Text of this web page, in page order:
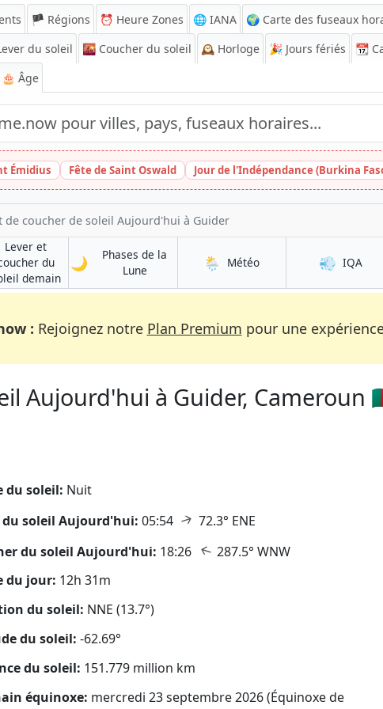
🏴 Régions ⏰ Heure Zones 🌐 IANA 🌍 Carte des fuseaux
du soleil 🌇 Coucher du soleil 🕰️ Horloge 🎉 Jours fériés 📆
🎂 Âge
Émidius Fête de Saint Oswald Jour de l'Indépendance (Burkina
de coucher de soleil Aujourd'hui à Guider
Lever et
du
demainà Guider
🌙
Phases de la
Luneà Guider 🌦️ Météoà Guider 💨 IQAà
: Rejoignez notre Plan Premium pour une
Aujourd'hui à Guider, Cameroun
du soleil: Nuit
du soleil Aujourd'hui: 05:54 ↑ 72.3° ENE
du soleil Aujourd'hui: 18:26 ↑ 287.5° WNW
du jour: 12h 31m
du soleil: NNE (13.7°)
du soleil: -62.69°
du soleil: 151.779 million km
équinoxe: mercredi 23 septembre 2026 (Équinoxe de